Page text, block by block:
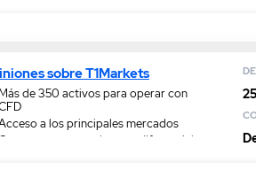
sobre T1Markets
Más de 350 activos para operar con
a los principales mercados
Costos representados por diferenciales